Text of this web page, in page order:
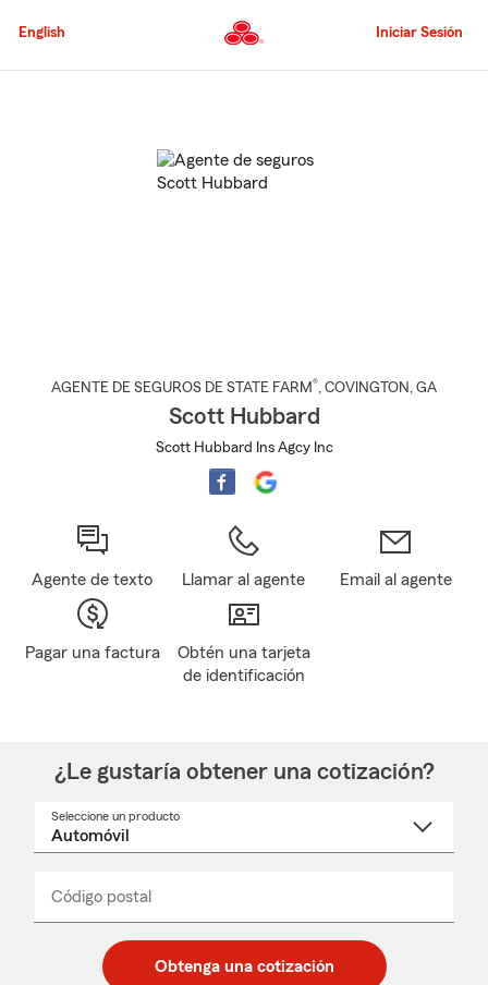
al
principal
English Iniciar Sesión
AGENTE DE SEGUROS DE STATE FARM®, COVINGTON , GA
Scott Hubbard
Scott Hubbard Ins Agcy Inc
Agente de texto Llamar al agente Email al agente
Pagar una factura
Obtén una tarjeta
de identificación
¿Le gustaría obtener una cotización?
Seleccione un producto
desplegable
Código postal
de
de
_____
Obtenga una cotización